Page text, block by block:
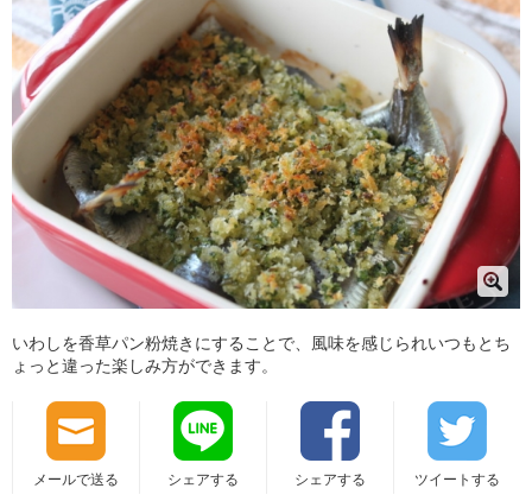
いわしを香草パン粉焼きにすることで、風味を感じられいつもとち
ょっと違った楽しみ方ができます。
メールで送る シェアする シェアする ツイートする